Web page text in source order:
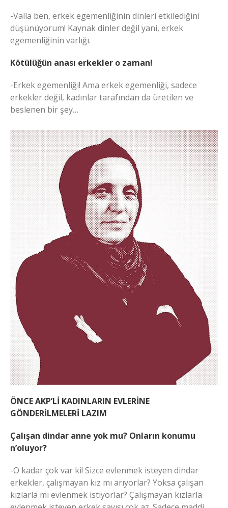
-Valla ben, erkek egemenliğinin dinleri etkilediğini
düşünüyorum! Kaynak dinler değil yani, erkek
egemenliğinin varlığı.
Kötülüğün anası erkekler o zaman!
-Erkek egemenliği! Ama erkek egemenliği, sadece
erkekler değil, kadınlar tarafından da üretilen ve
beslenen bir şey…
ÖNCE AKP’Lİ KADINLARIN EVLERİNE
GÖNDERİLMELERİ LAZIM
Çalışan dindar anne yok mu? Onların konumu
n’oluyor?
-O kadar çok var ki! Sizce evlenmek isteyen dindar
erkekler, çalışmayan kız mı arıyorlar? Yoksa çalışan
kızlarla mı evlenmek istiyorlar? Çalışmayan kızlarla